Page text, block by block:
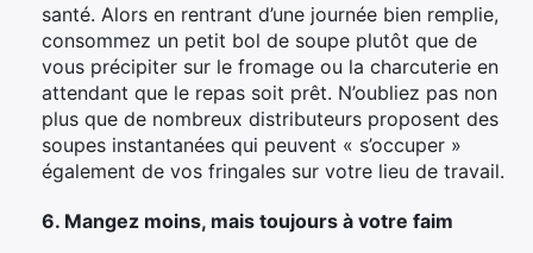
santé. Alors en rentrant d’une journée bien remplie,
consommez un petit bol de soupe plutôt que de
vous précipiter sur le fromage ou la charcuterie en
attendant que le repas soit prêt. N’oubliez pas non
plus que de nombreux distributeurs proposent des
soupes instantanées qui peuvent « s’occuper »
également de vos fringales sur votre lieu de travail.
6. Mangez moins, mais toujours à votre faim